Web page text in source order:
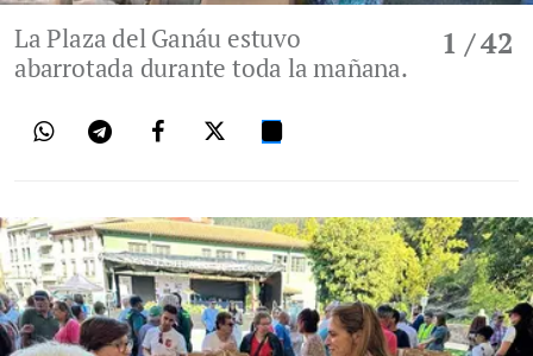
1 / 42
La Plaza del Ganáu estuvo
abarrotada durante toda la mañana.